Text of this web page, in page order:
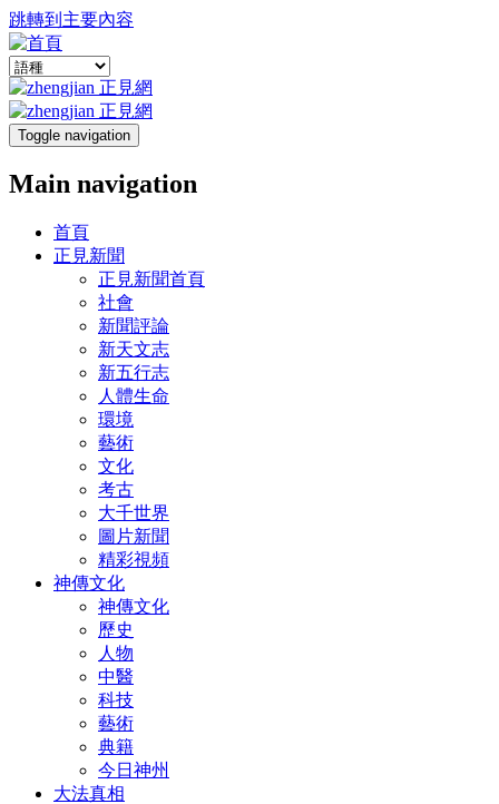
跳轉到主要內容
Toggle navigation
Main navigation
首頁
正見新聞
正見新聞首頁
社會
新聞評論
新天文志
新五行志
人體生命
環境
藝術
文化
考古
大千世界
圖片新聞
精彩視頻
神傳文化
神傳文化
歷史
人物
中醫
科技
藝術
典籍
今日神州
大法真相